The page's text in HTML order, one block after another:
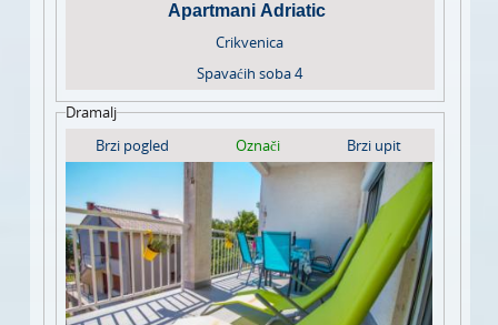
Apartmani Adriatic
Crikvenica
Spavaćih soba4
Dramalj
Brzi pogled
Označi Brzi upit